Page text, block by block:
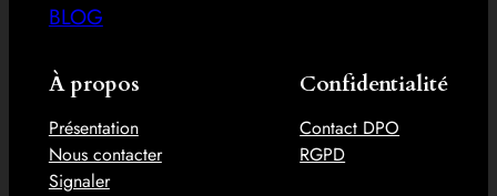
BLOG
À propos
Présentation
Nous contacter
Signaler
Confidentialité
Contact DPO
RGPD